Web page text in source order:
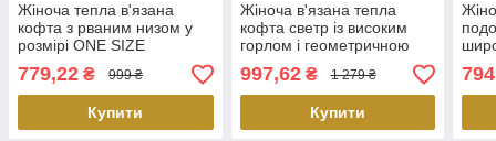
Жіноча тепла в'язана
кофта з рваним низом у
розмірі ONE SIZE
779,22 ₴ 999 ₴
Купити
Жіноча в'язана тепла
кофта светр із високим
горлом і геометричною
в'язкою в блакитному
кольорі розміру ONE SIZE
997,62₴ 1 279 ₴
Купити